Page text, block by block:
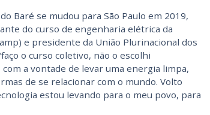
Baré se mudou para São Paulo em 2019,
do curso de engenharia elétrica da
e presidente da União Plurinacional dos
o curso coletivo, não o escolhi
a vontade de levar uma energia limpa,
de se relacionar com o mundo. Volto
estou levando para o meu povo, para